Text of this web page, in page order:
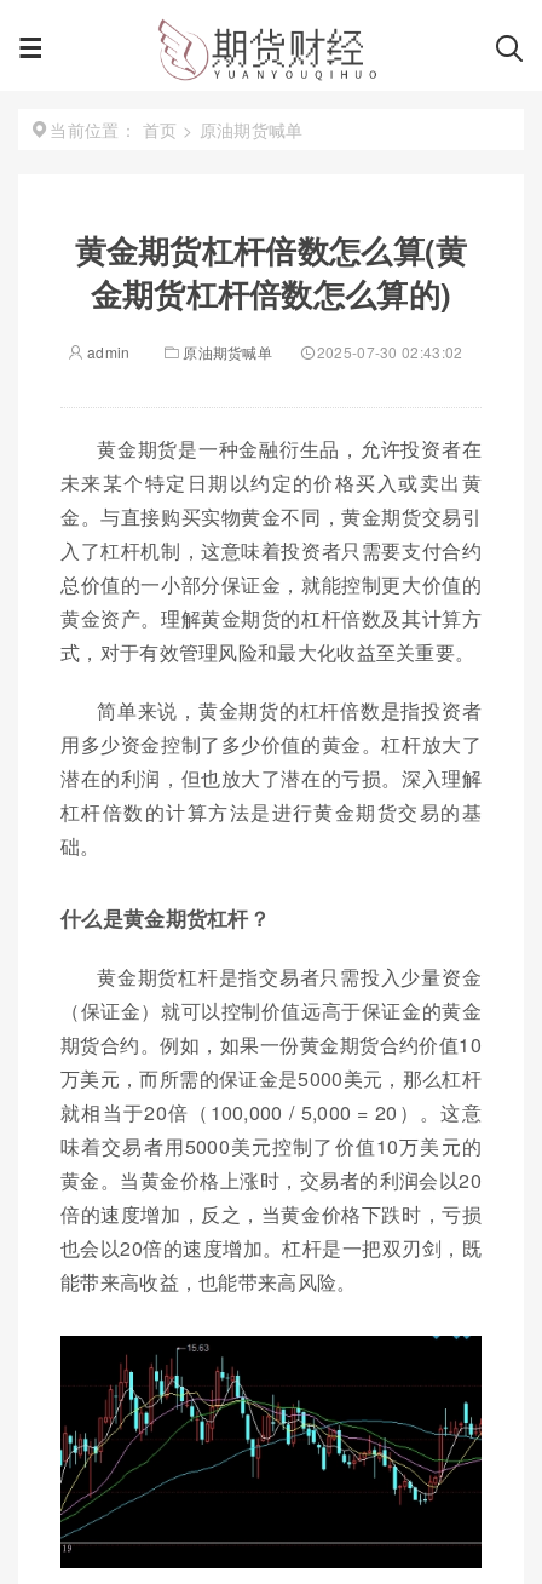
当前位置： 首页 > 原油期货喊单
黄金期货杠杆倍数怎么算(黄
金期货杠杆倍数怎么算的)
admin 原油期货喊单 2025-07-30 02:43:02
黄金期货是一种金融衍生品，允许投资者在
未来某个特定日期以约定的价格买入或卖出黄
金。与直接购买实物黄金不同，黄金期货交易引
入了杠杆机制，这意味着投资者只需要支付合约
总价值的一小部分保证金，就能控制更大价值的
黄金资产。理解黄金期货的杠杆倍数及其计算方
式，对于有效管理风险和最大化收益至关重要。
简单来说，黄金期货的杠杆倍数是指投资者
用多少资金控制了多少价值的黄金。杠杆放大了
潜在的利润，但也放大了潜在的亏损。深入理解
杠杆倍数的计算方法是进行黄金期货交易的基
础。
什么是黄金期货杠杆？
黄金期货杠杆是指交易者只需投入少量资金
（保证金）就可以控制价值远高于保证金的黄金
期货合约。例如，如果一份黄金期货合约价值10
万美元，而所需的保证金是5000美元，那么杠杆
就相当于20倍（100,000 / 5,000 = 20）。这意
味着交易者用5000美元控制了价值10万美元的
黄金。当黄金价格上涨时，交易者的利润会以20
倍的速度增加，反之，当黄金价格下跌时，亏损
也会以20倍的速度增加。杠杆是一把双刃剑，既
能带来高收益，也能带来高风险。